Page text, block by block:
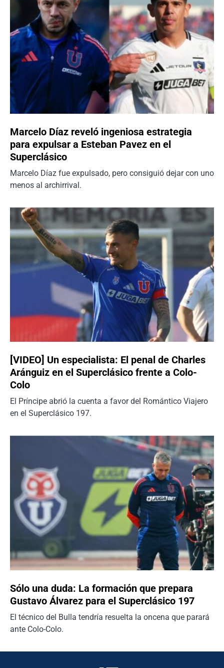
Marcelo Díaz reveló ingeniosa estrategia
para expulsar a Esteban Pavez en el
Superclásico
Marcelo Díaz fue expulsado, pero consiguió dejar con uno
menos al archirrival.
[VIDEO] Un especialista: El penal de Charles
Aránguiz en el Superclásico frente a Colo-
Colo
El Príncipe abrió la cuenta a favor del Romántico Viajero
en el Superclásico 197.
Sólo una duda: La formación que prepara
Gustavo Álvarez para el Superclásico 197
El técnico del Bulla tendría resuelta la oncena que parará
ante Colo-Colo.